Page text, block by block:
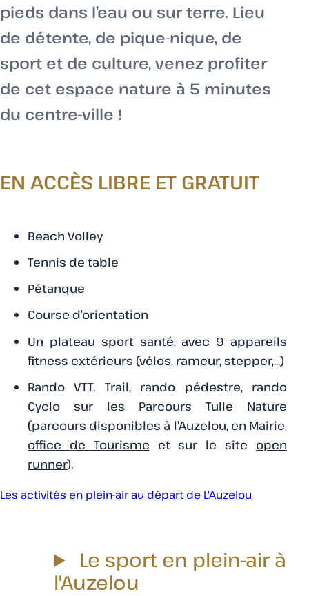
pieds dans l’eau ou sur terre. Lieu
de détente, de pique-nique, de
sport et de culture, venez profiter
de cet espace nature à 5 minutes
du centre-ville !
EN ACCÈS LIBRE ET GRATUIT
Beach Volley
Tennis de table
Pétanque
Course d’orientation
Un plateau sport santé, avec 9 appareils
fitness extérieurs (vélos, rameur, stepper,...)
Rando VTT, Trail, rando pédestre, rando
Cyclo sur les Parcours Tulle Nature
(parcours disponibles à l’Auzelou, en Mairie,
office de Tourisme et sur le site open
runner).
Les activités en plein-air au départ de L'Auzelou
Le sport en plein-air à
l'Auzelou